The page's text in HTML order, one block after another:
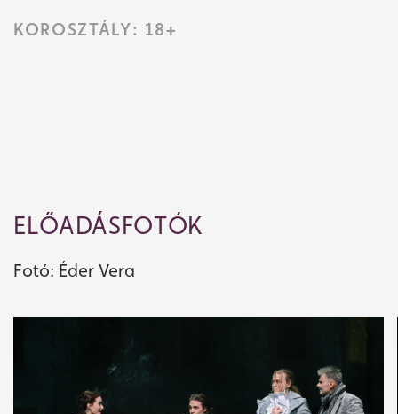
KOROSZTÁLY: 18+
ELŐADÁSFOTÓK
Fotó: Éder Vera